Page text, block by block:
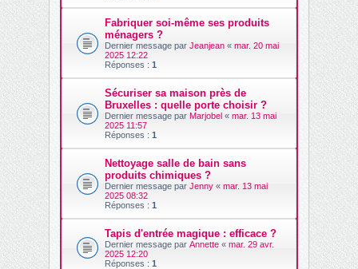
Fabriquer soi-même ses produits
ménagers ?
Dernier message par Jeanjean « mar. 20 mai
2025 12:22
Réponses : 1
Sécuriser sa maison près de
Bruxelles : quelle porte choisir ?
Dernier message par Marjobel « mar. 13 mai
2025 11:57
Réponses : 1
Nettoyage salle de bain sans
produits chimiques ?
Dernier message par Jenny « mar. 13 mai
2025 08:32
Réponses : 1
Tapis d'entrée magique : efficace ?
Dernier message par Annette « mar. 29 avr.
2025 12:20
Réponses : 1